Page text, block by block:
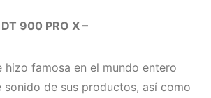
900 PRO X –
hizo famosa en el mundo entero
sonido de sus productos, así como